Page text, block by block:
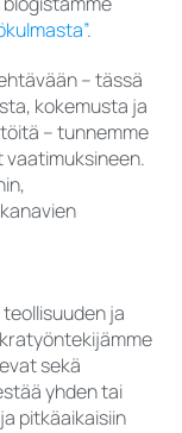
.
– tässä
kokemusta ja
– tunnemme
ja
sekä
yhden tai
pitkäaikaisiin